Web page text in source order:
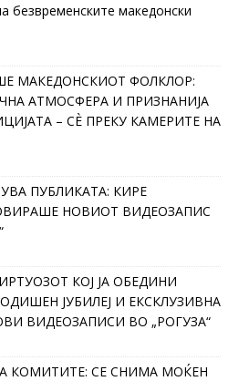
безвременските македонски
МАКЕДОНСКИОТ ФОЛКЛОР:
АТМОСФЕРА И ПРИЗНАНИЈА
– СÈ ПРЕКУ КАМЕРИТЕ НА
ПУБЛИКАТА: КИРЕ
НОВИОТ ВИДЕОЗАПИС
КОЈ ЈА ОБЕДИНИ
ЈУБИЛЕЈ И ЕКСКЛУЗИВНА
ВИДЕОЗАПИСИ ВО „РОГУЗА“
КОМИТИТЕ: СЕ СНИМА МОЌЕН